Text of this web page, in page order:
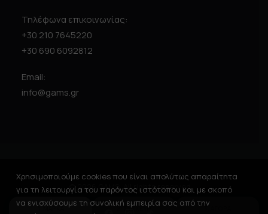
2. ΣΥΣΚΕΥΗ
Τηλέφωνα επικοινωνίας:
+30 210 7645220
+30 690 6092812
Email:
info@gams.gr
© 2026 GAMS. All rights reserved
Χρησιμοποιούμε cookies που είναι απολύτως απαραίτητα
για τη λειτουργία του παρόντος ιστότοπου και με σκοπό
να ενισχύσουμε τη συνολική εμπειρία σας από την